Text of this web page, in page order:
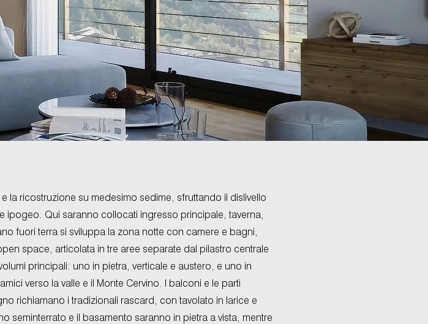
la ricostruzione su medesimo sedime, sfruttando il dislivello
ipogeo. Qui saranno collocati ingresso principale, taverna,
fuori terra si sviluppa la zona notte con camere e bagni,
space, articolata in tre aree separate dal pilastro centrale
principali: uno in pietra, verticale e austero, e uno in
verso la valle e il Monte Cervino. I balconi e le parti
richiamano i tradizionali rascard, con tavolato in larice e
seminterrato e il basamento saranno in pietra a vista, mentre